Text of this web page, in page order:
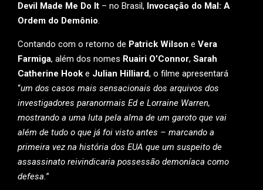
Devil Made Me Do It – no Brasil, Invocação do Mal: A
Ordem do Demônio.
Contando com o retorno de Patrick Wilson e Vera
Farmiga, além dos nomes Ruairi O’Connor, Sarah
Catherine Hook e Julian Hilliard, o filme apresentará
“um dos casos mais sensacionais dos arquivos dos
investigadores paranormais Ed e Lorraine Warren,
mostrando a uma luta pela alma de um garoto que vai
além de tudo o que já foi visto antes – marcando a
primeira vez na história dos EUA que um suspeito de
assassinato reivindicaria possessão demoníaca como
defesa.”